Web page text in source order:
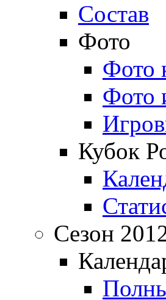
Состав
Фото
Фото
Фото
Кубок
Сезон